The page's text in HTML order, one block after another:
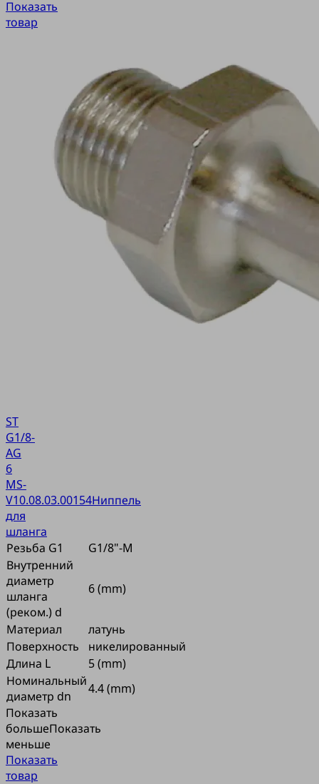
Показать
товар
ST
G1/8-
AG
6
MS-
V10.08.03.00154Ниппель
для
шланга
Резьба G1
G1/8"-M
Внутренний
диаметр
шланга
(реком.) d
6 (mm)
Материал
латунь
Поверхность
никелированный
Длина L
5 (mm)
Номинальный
диаметр dn
4.4 (mm)
Показать
большеПоказать
меньше
Показать
товар